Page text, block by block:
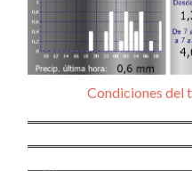
Condiciones del